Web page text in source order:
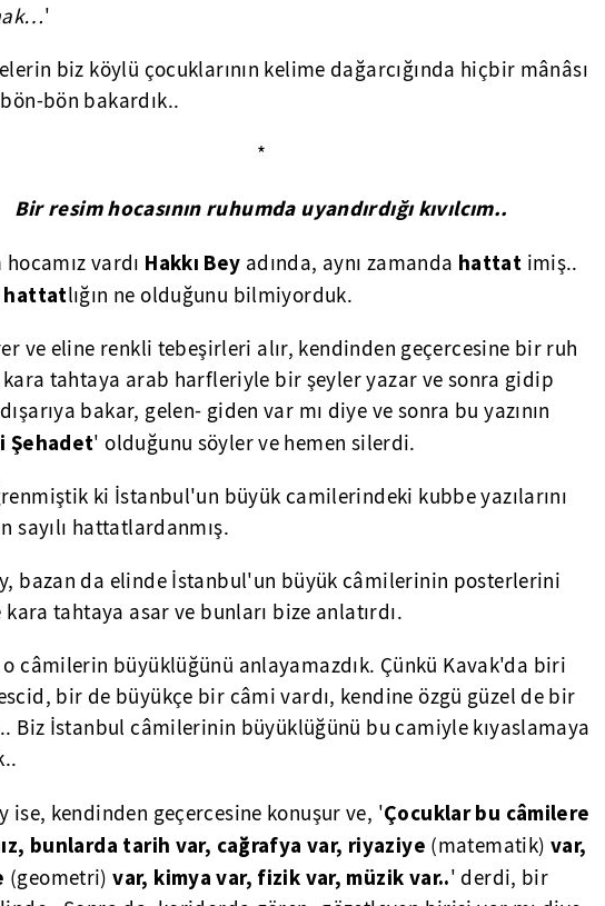
'
biz köylü çocuklarının kelime dağarcığında hiçbir mânâsı
bön bakardık..
*
Bir resim hocasının ruhumda uyandırdığı kıvılcım..
vardı Hakkı Bey adında, aynı zamanda hattat imiş..
hattatlığın ne olduğunu bilmiyorduk.
ve eline renkli tebeşirleri alır, kendinden geçercesine bir ruh
tahtaya arab harfleriyle bir şeyler yazar ve sonra gidip
bakar, gelen- giden var mı diye ve sonra bu yazının
Şehadet' olduğunu söyler ve hemen silerdi.
ki İstanbul'un büyük camilerindeki kubbe yazılarını
sayılı hattatlardanmış.
bazan da elinde İstanbul'un büyük câmilerinin posterlerini
tahtaya asar ve bunları bize anlatırdı.
câmilerin büyüklüğünü anlayamazdık. Çünkü Kavak'da biri
bir de büyükçe bir câmi vardı, kendine özgü güzel de bir
Biz İstanbul câmilerinin büyüklüğünü bu camiyle kıyaslamaya
ise, kendinden geçercesine konuşur ve, 'Çocuklar bu câmilere
bunlarda tarih var, cağrafya var, riyaziye (matematik) var,
(geometri)var, kimya var, fizik var, müzik var..' derdi, bir